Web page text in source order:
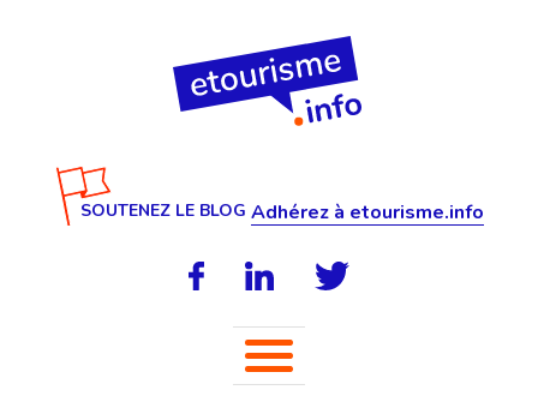
SOUTENEZ LE BLOG Adhérez à etourisme.info